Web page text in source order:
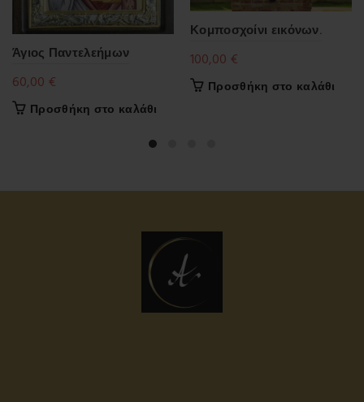
Άγιος Παντελεήμων
60,00 €
Προσθήκη στο καλάθι
Κομποσχοίνι εικόνων.
100,00 €
Προσθήκη στο καλάθι